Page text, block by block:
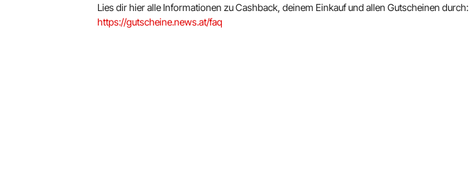
Lies dir hier alle Informationen zu Cashback, deinem Einkauf und allen Gutscheinen durch:
https://gutscheine.news.at/faq